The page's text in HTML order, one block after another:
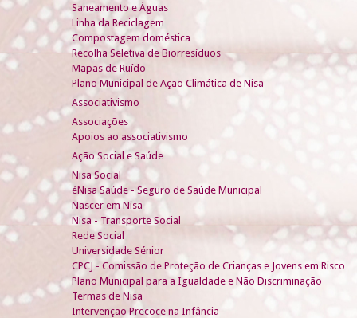
Saneamento e Águas
Linha da Reciclagem
Compostagem doméstica
Recolha Seletiva de Biorresíduos
Mapas de Ruído
Plano Municipal de Ação Climática de Nisa
Associativismo
Associações
Apoios ao associativismo
Ação Social e Saúde
Nisa Social
éNisa Saúde - Seguro de Saúde Municipal
Nascer em Nisa
Nisa - Transporte Social
Rede Social
Universidade Sénior
CPCJ - Comissão de Proteção de Crianças e Jovens em Risco
Plano Municipal para a Igualdade e Não Discriminação
Termas de Nisa
Intervenção Precoce na Infância